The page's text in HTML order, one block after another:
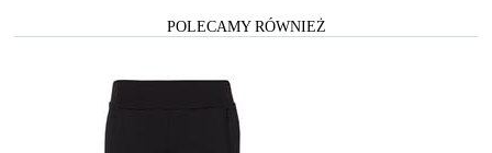
POLECAMY RÓWNIEŻ